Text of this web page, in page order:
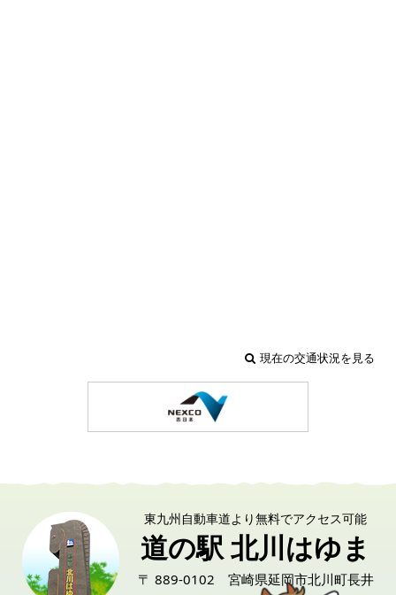
現在の交通状況を見る
東九州自動車道より無料でアクセス可能
道の駅 北川はゆま
〒 889-0102 宮崎県延岡市北川町長井